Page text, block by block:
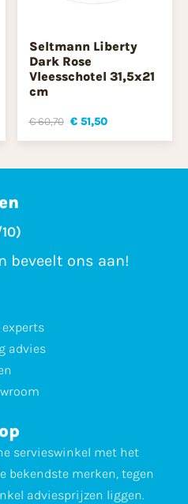
Seltmann Liberty
Dark Rose
Vleesschotel 31,5x21
cm
€ 60,70 € 51,50
beveelt ons aan!
advies
servieswinkel met het
bekendste merken, tegen
adviesprijzen liggen.